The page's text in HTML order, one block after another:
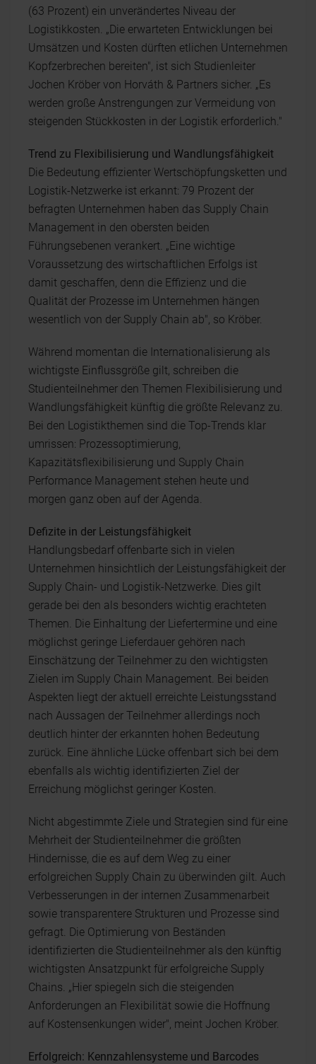
(63 Prozent) ein unverändertes Niveau der
Logistikkosten. „Die erwarteten Entwicklungen bei
Umsätzen und Kosten dürften etlichen Unternehmen
Kopfzerbrechen bereiten", ist sich Studienleiter
Jochen Kröber von Horváth & Partners sicher. „Es
werden große Anstrengungen zur Vermeidung von
steigenden Stückkosten in der Logistik erforderlich."
Trend zu Flexibilisierung und Wandlungsfähigkeit
Die Bedeutung effizienter Wertschöpfungsketten und
Logistik-Netzwerke ist erkannt: 79 Prozent der
befragten Unternehmen haben das Supply Chain
Management in den obersten beiden
Führungsebenen verankert. „Eine wichtige
Voraussetzung des wirtschaftlichen Erfolgs ist
damit geschaffen, denn die Effizienz und die
Qualität der Prozesse im Unternehmen hängen
wesentlich von der Supply Chain ab", so Kröber.
Während momentan die Internationalisierung als
wichtigste Einflussgröße gilt, schreiben die
Studienteilnehmer den Themen Flexibilisierung und
Wandlungsfähigkeit künftig die größte Relevanz zu.
Bei den Logistikthemen sind die Top-Trends klar
umrissen: Prozessoptimierung,
Kapazitätsflexibilisierung und Supply Chain
Performance Management stehen heute und
morgen ganz oben auf der Agenda.
Defizite in der Leistungsfähigkeit
Handlungsbedarf offenbarte sich in vielen
Unternehmen hinsichtlich der Leistungsfähigkeit der
Supply Chain- und Logistik-Netzwerke. Dies gilt
gerade bei den als besonders wichtig erachteten
Themen. Die Einhaltung der Liefertermine und eine
möglichst geringe Lieferdauer gehören nach
Einschätzung der Teilnehmer zu den wichtigsten
Zielen im Supply Chain Management. Bei beiden
Aspekten liegt der aktuell erreichte Leistungsstand
nach Aussagen der Teilnehmer allerdings noch
deutlich hinter der erkannten hohen Bedeutung
zurück. Eine ähnliche Lücke offenbart sich bei dem
ebenfalls als wichtig identifizierten Ziel der
Erreichung möglichst geringer Kosten.
Nicht abgestimmte Ziele und Strategien sind für eine
Mehrheit der Studienteilnehmer die größten
Hindernisse, die es auf dem Weg zu einer
erfolgreichen Supply Chain zu überwinden gilt. Auch
Verbesserungen in der internen Zusammenarbeit
sowie transparentere Strukturen und Prozesse sind
gefragt. Die Optimierung von Beständen
identifizierten die Studienteilnehmer als den künftig
wichtigsten Ansatzpunkt für erfolgreiche Supply
Chains. „Hier spiegeln sich die steigenden
Anforderungen an Flexibilität sowie die Hoffnung
auf Kostensenkungen wider", meint Jochen Kröber.
Erfolgreich: Kennzahlensysteme und Barcodes